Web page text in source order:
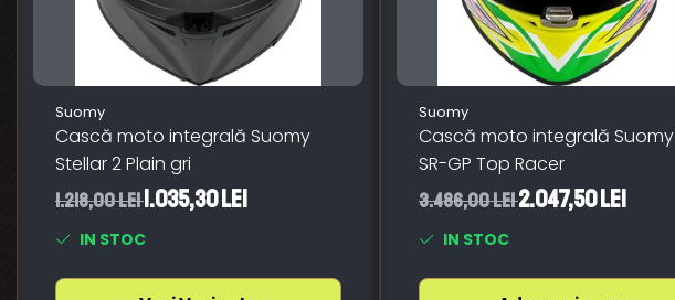
Suomy
Cască moto integrală Suomy
Stellar 2 Plain gri
1.218,00 Lei1.035,30 Lei
IN STOC
Suomy
Cască moto integrală Suomy
SR-GP Top Racer
3.486,00 Lei2.047,50 Lei
IN STOC